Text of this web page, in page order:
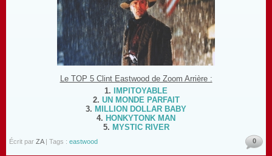
Le TOP 5 Clint Eastwood de Zoom Arrière :
1.
IMPITOYABLE
2. UN MONDE PARFAIT
3. MILLION DOLLAR BABY
4. HONKYTONK MAN
5. MYSTIC RIVER
Écrit par ZA| Tags : eastwood 0